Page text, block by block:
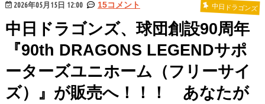
2026年05月15日 12:00 15コメント 中日ドラゴンズ
中日ドラゴンズ、球団創設90周年
『90th DRAGONS LEGENDサポ
ーターズユニホーム（フリーサイ
ズ）』が販売へ！！！ あなたが